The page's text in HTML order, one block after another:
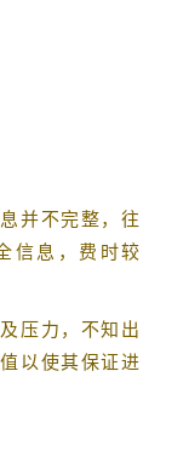
并不完整，往
信息，费时较
压力，不知出
以使其保证进